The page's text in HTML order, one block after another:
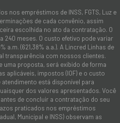
nos empréstimos de INSS, FGTS, Luz e
de cada convênio, assim
escolhida no ato da contratação. O
240 meses. O custo efetivo pode variar
a.m. (621,38% a.a.). A Lincred Linhas de
transparência com nossos clientes.
uma proposta, será exibido de forma
aplicáveis, impostos (IOF) e o custo
atendimento está disponível para
dos valores apresentados. Você
de concluir a contratação do seu
praticados nos empréstimos
Municipal e INSS) observam as